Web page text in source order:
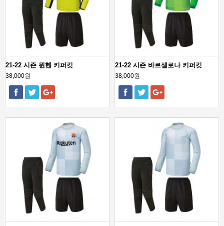
21-22 시즌 뮌헨 키퍼킷
38,000원
21-22 시즌 바르셀로나 키퍼킷
38,000원